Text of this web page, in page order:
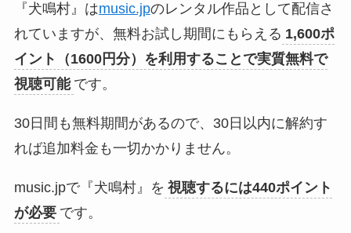
『犬鳴村』はmusic.jpのレンタル作品として配信さ
れていますが、無料お試し期間にもらえる 1,600ポ
イント（1600円分）を利用することで実質無料で
視聴可能 です。
30日間も無料期間があるので、30日以内に解約す
れば追加料金も一切かかりません。
music.jpで『犬鳴村』を 視聴するには440ポイント
が必要 です。